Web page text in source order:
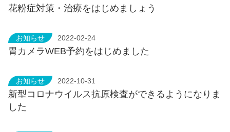
花粉症対策・治療をはじめましょう
お知らせ 2022-02-24
胃カメラWEB予約をはじめました
お知らせ 2022-10-31
新型コロナウイルス抗原検査ができるようになりま
した